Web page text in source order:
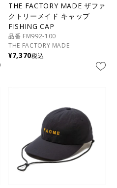
THE FACTORY MADE ザファ
クトリーメイド キャップ
FISHING CAP
品番 FM992-100
THE FACTORY MADE
¥7,370税込